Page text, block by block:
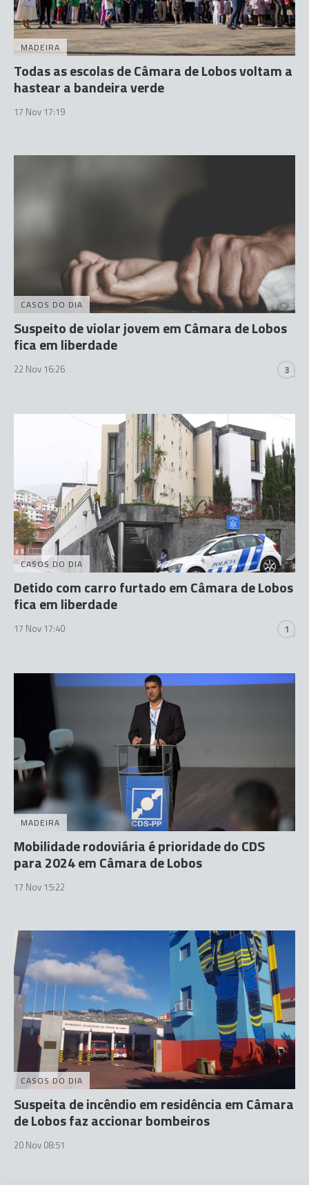
MADEIRA
Todas as escolas de Câmara de Lobos voltam a
hastear a bandeira verde
17 Nov 17:19
CASOS DO DIA
Suspeito de violar jovem em Câmara de Lobos
fica em liberdade
22 Nov 16:26 3
CASOS DO DIA
Detido com carro furtado em Câmara de Lobos
fica em liberdade
17 Nov 17:40 1
MADEIRA
Mobilidade rodoviária é prioridade do CDS
para 2024 em Câmara de Lobos
17 Nov 15:22
CASOS DO DIA
Suspeita de incêndio em residência em Câmara
de Lobos faz accionar bombeiros
20 Nov 08:51